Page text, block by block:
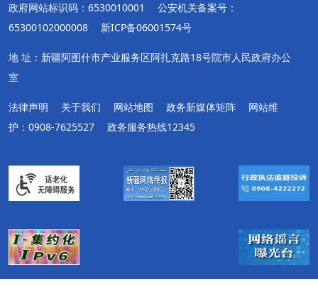
政府网站标识码：6530010001
公安机关备案号：
65300102000008
新ICP备06001574号
地 址：新疆阿图什市产业服务区阿扎克路18号院市人民政府办公
室
法律声明 关于我们 网站地图 政务新媒体矩阵
网站维
护：0908-7625527
政务服务热线12345